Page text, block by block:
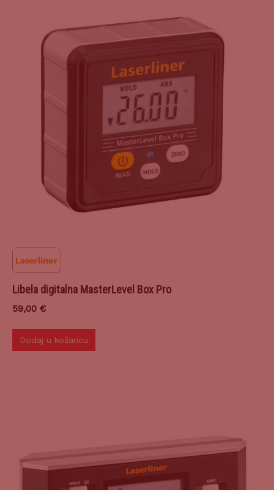
Libela digitalna MasterLevel Box Pro
59,00 €
Dodaj u košaricu